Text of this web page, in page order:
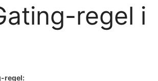
regel i
regel: